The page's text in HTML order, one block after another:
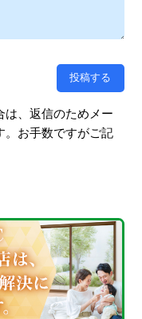
、返信のためメー
。お手数ですがご記